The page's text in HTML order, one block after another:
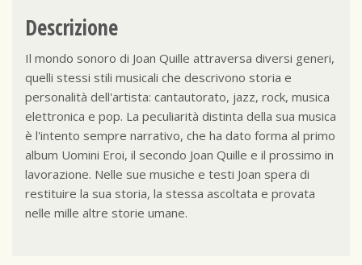
Descrizione
Il mondo sonoro di Joan Quille attraversa diversi generi,
quelli stessi stili musicali che descrivono storia e
personalità dell'artista: cantautorato, jazz, rock, musica
elettronica e pop. La peculiarità distinta della sua musica
è l'intento sempre narrativo, che ha dato forma al primo
album Uomini Eroi, il secondo Joan Quille e il prossimo in
lavorazione. Nelle sue musiche e testi Joan spera di
restituire la sua storia, la stessa ascoltata e provata
nelle mille altre storie umane.